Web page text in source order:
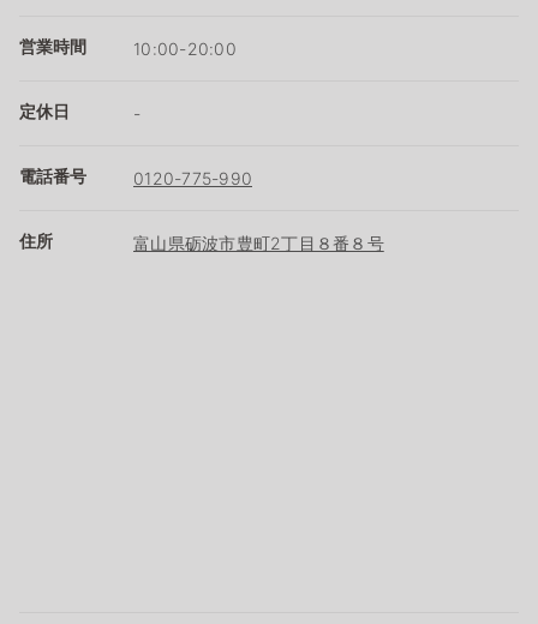
営業時間 10:00-20:00
定休日 -
電話番号 0120-775-990
住所 富山県砺波市豊町2丁目８番８号